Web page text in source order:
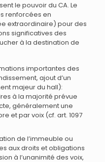
le pouvoir du CA. Le
renforcées en
extraordinaire) pour des
significatives des
à la destination de
importantes des
ajout d’un
majeur du hall):
à la majorité prévue
généralement une
et par voix (cf. art. 1097
de l’immeuble ou
aux droits et obligations
à l’unanimité des voix,